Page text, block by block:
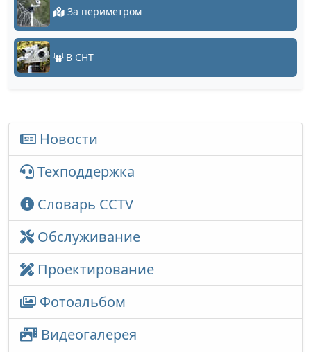
За периметром
В СНТ
Новости
Техподдержка
Словарь CCTV
Обслуживание
Проектирование
Фотоальбом
Видеогалерея